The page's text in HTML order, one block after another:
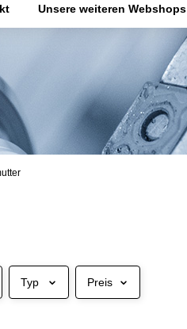
Unsere weiteren Webshops
Typ Preis